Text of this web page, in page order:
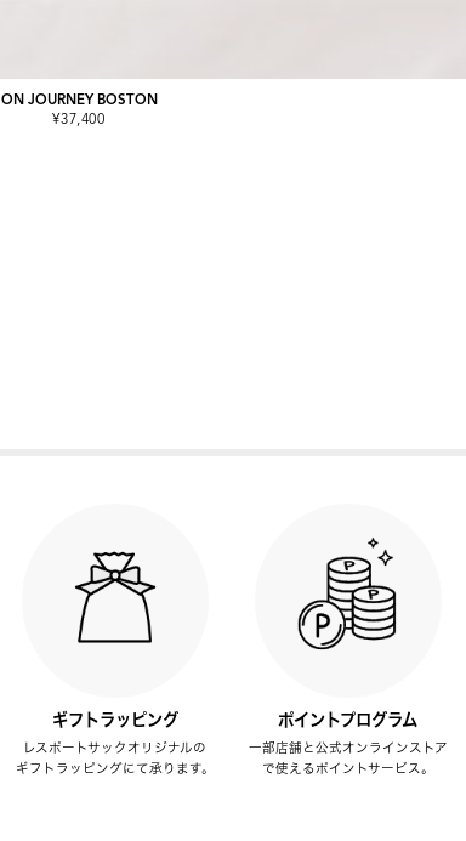
ON JOURNEY BOSTON
¥37,400
ギフトラッピング
レスポートサックオリジナルの
ギフトラッピングにて承ります。
ポイントプログラム
一部店舗と公式オンラインストア
で使えるポイントサービス。